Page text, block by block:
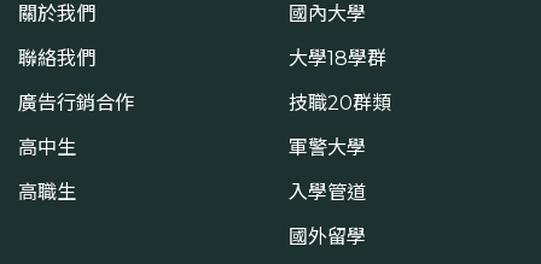
關於我們
聯絡我們
廣告行銷合作
高中生
高職生
國內大學
大學18學群
技職20群類
軍警大學
入學管道
國外留學